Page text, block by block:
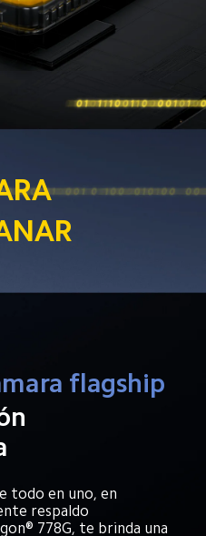
flagship
todo en uno, en
respaldo
778G, te brinda una